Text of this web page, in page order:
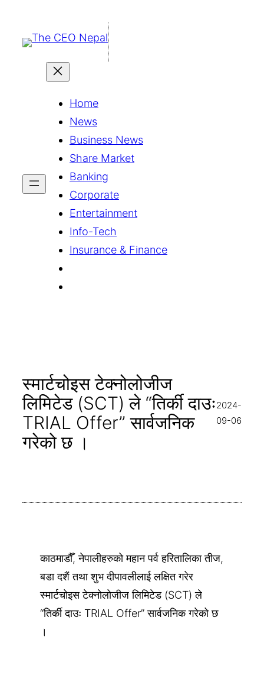
जानुहोस्
Home
News
Business News
Share Market
Banking
Corporate
Entertainment
Info-Tech
Insurance & Finance
स्मार्टचोइस टेक्नोलोजीज
लिमिटेड (SCT) ले “तिर्की दाउः
TRIAL Offer” सार्वजनिक
गरेको छ ।
2024-
09-06
काठमाडौँ, नेपालीहरुको महान पर्व हरितालिका तीज,
बडा दशैं तथा शुभ दीपावलीलाई लक्षित गरेर
स्मार्टचोइस टेक्नोलोजीज लिमिटेड (SCT) ले
“तिर्की दाउः TRIAL Offer” सार्वजनिक गरेको छ
।